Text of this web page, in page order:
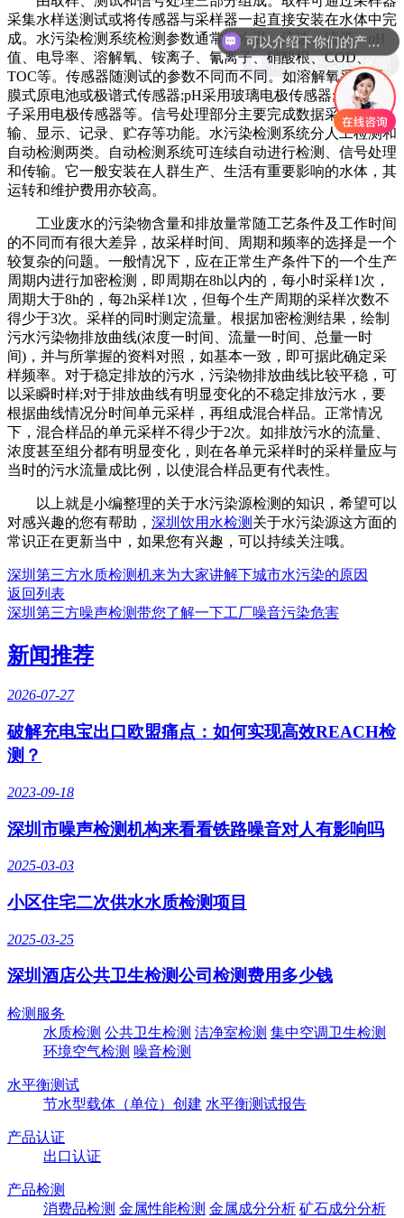
采集水样送测试或将传感器与采样器一起直接安装在水体中完
成。水污染检测系统检测参数通常有水温、流速、流量、pH
值、电导率、溶解氧、铵离子、氰离子、硝酸根、COD、
TOC等。传感器随测试的参数不同而不同。如溶解氧采用隔
膜式原电池或极谱式传感器;pH采用玻璃电极传感器;氨和氰离
子采用电极传感器等。信号处理部分主要完成数据采集、传
输、显示、记录、贮存等功能。水污染检测系统分人工检测和
自动检测两类。自动检测系统可连续自动进行检测、信号处理
和传输。它一般安装在人群生产、生活有重要影响的水体，其
运转和维护费用亦较高。
工业废水的污染物含量和排放量常随工艺条件及工作时间
的不同而有很大差异，故采样时间、周期和频率的选择是一个
较复杂的问题。一般情况下，应在正常生产条件下的一个生产
周期内进行加密检测，即周期在8h以内的，每小时采样1次，
周期大于8h的，每2h采样1次，但每个生产周期的采样次数不
得少于3次。采样的同时测定流量。根据加密检测结果，绘制
污水污染物排放曲线(浓度一时间、流量一时间、总量一时
间)，并与所掌握的资料对照，如基本一致，即可据此确定采
样频率。对于稳定排放的污水，污染物排放曲线比较平稳，可
以采瞬时样;对于排放曲线有明显变化的不稳定排放污水，要
根据曲线情况分时间单元采样，再组成混合样品。正常情况
下，混合样品的单元采样不得少于2次。如排放污水的流量、
浓度甚至组分都有明显变化，则在各单元采样时的采样量应与
当时的污水流量成比例，以使混合样品更有代表性。
以上就是小编整理的关于水污染源检测的知识，希望可以
对感兴趣的您有帮助， 深圳饮用水检测 关于水污染源这方面的
常识正在更新当中，如果您有兴趣，可以持续关注哦。
深圳第三方水质检测机来为大家讲解下城市水污染的原因
返回列表
深圳第三方噪声检测带您了解一下工厂噪音污染危害
新闻推荐
2026-07-27
破解充电宝出口欧盟痛点：如何实现高效REACH检
测？
2023-09-18
深圳市噪声检测机构来看看铁路噪音对人有影响吗
2025-03-03
小区住宅二次供水水质检测项目
2025-03-25
深圳酒店公共卫生检测公司检测费用多少钱
检测服务
水质检测 公共卫生检测 洁净室检测 集中空调卫生检测
环境空气检测 噪音检测
水平衡测试
节水型载体（单位）创建 水平衡测试报告
产品认证
出口认证
产品检测
消费品检测 金属性能检测 金属成分分析 矿石成分分析
可以介绍下你们的产品么
你们是怎么收费的呢